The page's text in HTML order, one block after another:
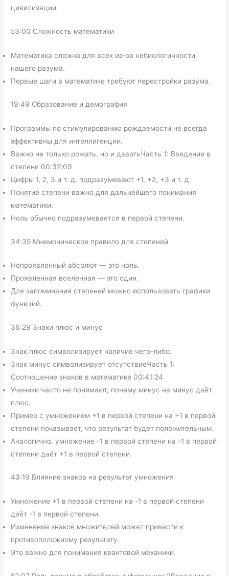
цивилизации.
53:00 Сложность математики
Математика сложна для всех из-за небиологичности
нашего разума.
Первые шаги в математике требуют перестройки разума.
19:49 Образование и демография
Программы по стимулированию рождаемости не всегда
эффективны для интеллигенции.
Важно не только рожать, но и даватьЧасть 1: Введение в
степени 00:32:09
Цифры 1, 2, 3 и т. д. подразумевают +1, +2, +3 и т. д.
Понятие степени важно для дальнейшего понимания
математики.
Ноль обычно подразумевается в первой степени.
34:35 Мнемоническое правило для степеней
Непроявленный абсолют — это ноль.
Проявленная вселенная — это один.
Для запоминания степеней можно использовать графики
функций.
36:29 Знаки плюс и минус
Знак плюс символизирует наличие чего-либо.
Знак минус символизирует отсутствиеЧасть 1:
Соотношение знаков в математике 00:41:24
Ученики часто не понимают, почему минус на минус даёт
плюс.
Пример с умножением +1 в первой степени на +1 в первой
степени показывает, что результат будет положительным.
Аналогично, умножение -1 в первой степени на -1 в первой
степени даёт +1 в первой степени.
43:19 Влияние знаков на результат умножения
Умножение +1 в первой степени на -1 в первой степени
даёт -1 в первой степени.
Изменение знаков множителей может привести к
противоположному результату.
Это важно для понимания квантовой механики.